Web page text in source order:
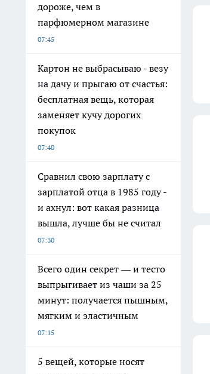
дороже, чем в
парфюмерном магазине
07:45
Картон не выбрасываю - везу
на дачу и прыгаю от счастья:
бесплатная вещь, которая
заменяет кучу дорогих
покупок
07:40
Сравнил свою зарплату с
зарплатой отца в 1985 году -
и ахнул: вот какая разница
вышла, лучше бы не считал
07:30
Всего один секрет — и тесто
выпрыгивает из чаши за 25
минут: получается пышным,
мягким и эластичным
07:15
5 вещей, которые носят